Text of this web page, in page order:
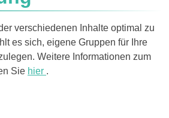
verschiedenen Inhalte optimal zu
es sich, eigene Gruppen für Ihre
Weitere Informationen zum
Sie hier .